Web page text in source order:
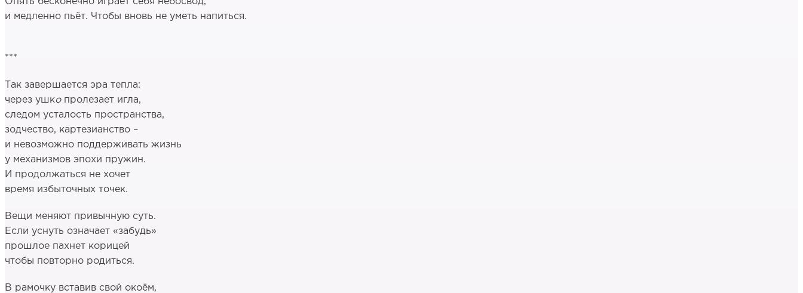
и медленно пьёт. Чтобы вновь не уметь напиться.
***
Так завершается эра тепла:
через ушкопролезает игла,
следом усталость пространства,
зодчество, картезианство –
и невозможно поддерживать жизнь
у механизмов эпохи пружин.
И продолжаться не хочет
время избыточных точек.
Вещи меняют привычную суть.
Если уснуть означает «забудь»
прошлое пахнет корицей
чтобы повторно родиться.
В рамочку вставив свой окоём,